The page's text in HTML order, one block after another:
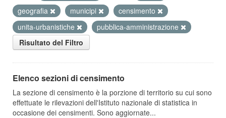
geografia
municipi
censimento
unita-urbanistiche
pubblica-amministrazione
Risultato del Filtro
Elenco sezioni di censimento
La sezione di censimento è la porzione di territorio su cui sono
effettuate le rilevazioni dell'Istituto nazionale di statistica in
occasione dei censimenti. Sono aggiornate...